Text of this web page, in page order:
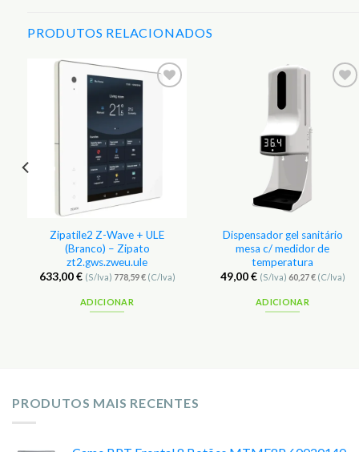
PRODUTOS RELACIONADOS
Zipatile2 Z-Wave + ULE
(Branco) – Zipato
zt2.gws.zweu.ule
633,00€ (S/Iva) 778,59€(C/Iva)
ADICIONAR
Dispensador gel sanitário
mesa c/ medidor de
temperatura
49,00€ (S/Iva) 60,27€(C/Iva)
ADICIONAR
PRODUTOS MAIS RECENTES